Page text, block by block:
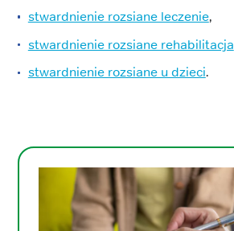
stwardnienie rozsiane leczenie,
stwardnienie rozsiane rehabilitacja
stwardnienie rozsiane u dzieci.